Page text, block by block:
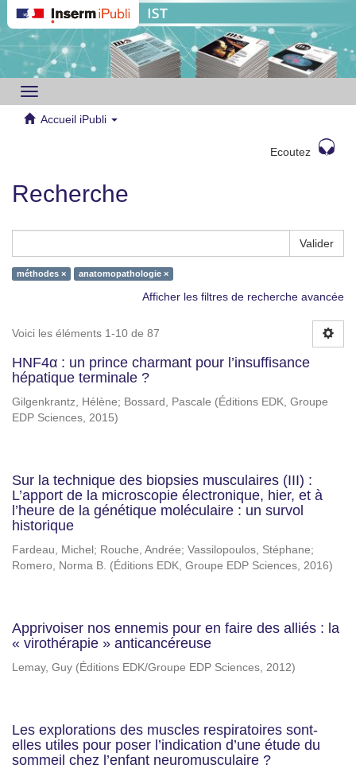
Toggle
navigation
Accueil iPubli
Ecoutez
Recherche
Valider
méthodes × anatomopathologie ×
Afficher les filtres de recherche avancée
Voici les éléments 1-10 de 87
HNF4α : un prince charmant pour l’insuffisance
hépatique terminale ?
Gilgenkrantz, Hélène; Bossard, Pascale (Éditions EDK, Groupe
EDP Sciences, 2015)
Sur la technique des biopsies musculaires (III) :
L’apport de la microscopie électronique, hier, et à
l’heure de la génétique moléculaire : un survol
historique
Fardeau, Michel ; Rouche, Andrée; Vassilopoulos, Stéphane;
Romero, Norma B. (Éditions EDK, Groupe EDP Sciences, 2016)
Apprivoiser nos ennemis pour en faire des alliés : la
« virothérapie » anticancéreuse
Lemay, Guy (Éditions EDK/Groupe EDP Sciences, 2012)
Les explorations des muscles respiratoires sont-
elles utiles pour poser l’indication d’une étude du
sommeil chez l’enfant neuromusculaire ?